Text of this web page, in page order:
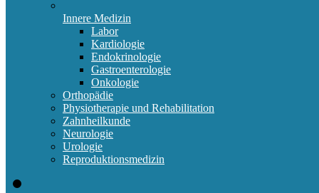
Innere Medizin
Labor
Kardiologie
Endokrinologie
Gastroenterologie
Onkologie
Orthopädie
Physiotherapie und Rehabilitation
Zahnheilkunde
Neurologie
Urologie
Reproduktionsmedizin